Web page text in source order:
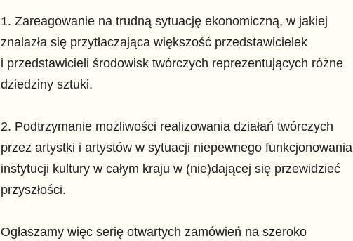
1. Zareagowanie na trudną sytuację ekonomiczną, w jakiej
znalazła się przytłaczająca większość przedstawicielek
i przedstawicieli środowisk twórczych reprezentujących różne
dziedziny sztuki.
2. Podtrzymanie możliwości realizowania działań twórczych
przez artystki i artystów w sytuacji niepewnego funkcjonowania
instytucji kultury w całym kraju w (nie)dającej się przewidzieć
przyszłości.
Ogłaszamy więc serię otwartych zamówień na szeroko